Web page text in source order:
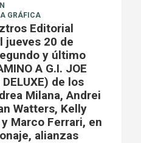
GRÁFICA
Editorial
jueves 20 de
y último
A G.I. JOE
DELUXE) de los
Milana, Andrei
Watters, Kelly
Marco Ferrari, en
alianzas